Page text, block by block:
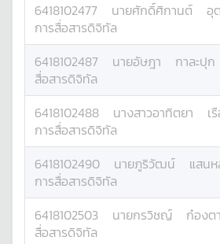
6418102477 นายศักดิ์ศิกานต์ อุ
การสื่อสารดิจิทัล
6418102487 นายอัษฎา กาละปุก
สื่อสารดิจิทัล
6418102488 นางสาวอาทิตยา เ
การสื่อสารดิจิทัล
6418102490 นายภูริวัฒน์ แสน
การสื่อสารดิจิทัล
6418102503 นายกรวิชญ์ ก๋องตา
สื่อสารดิจิทัล